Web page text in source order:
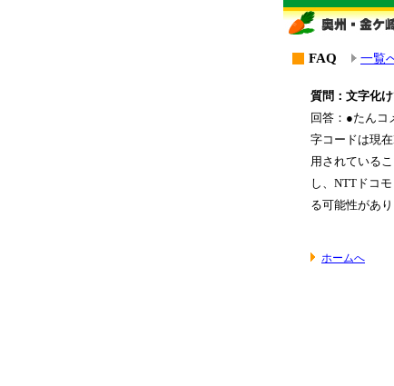
FAQ 一覧
質問：文字化け
回答：●たんコ
字コードは現
用されている
し、NTTドコ
る可能性があり
ホームへ